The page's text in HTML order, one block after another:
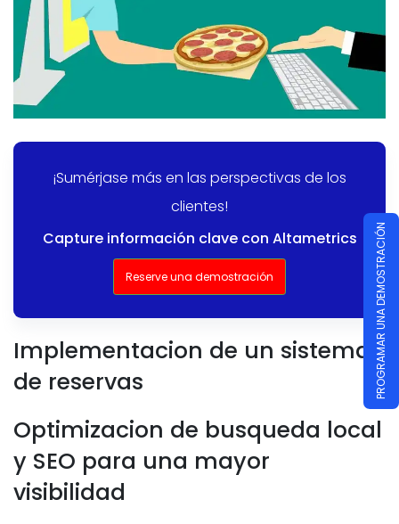
¡Sumérjase más en las perspectivas de los
clientes!
Capture información clave con Altametrics
Reserve una demostración
Implementacion de un sistema
de reservas
Optimizacion de busqueda local
y SEO para una mayor
visibilidad
PROGRAMAR UNA DEMOSTRACIÓN